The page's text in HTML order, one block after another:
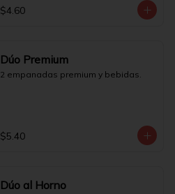
$4.60
Dúo Premium
2 empanadas premium y bebidas.
$5.40
Dúo al Horno